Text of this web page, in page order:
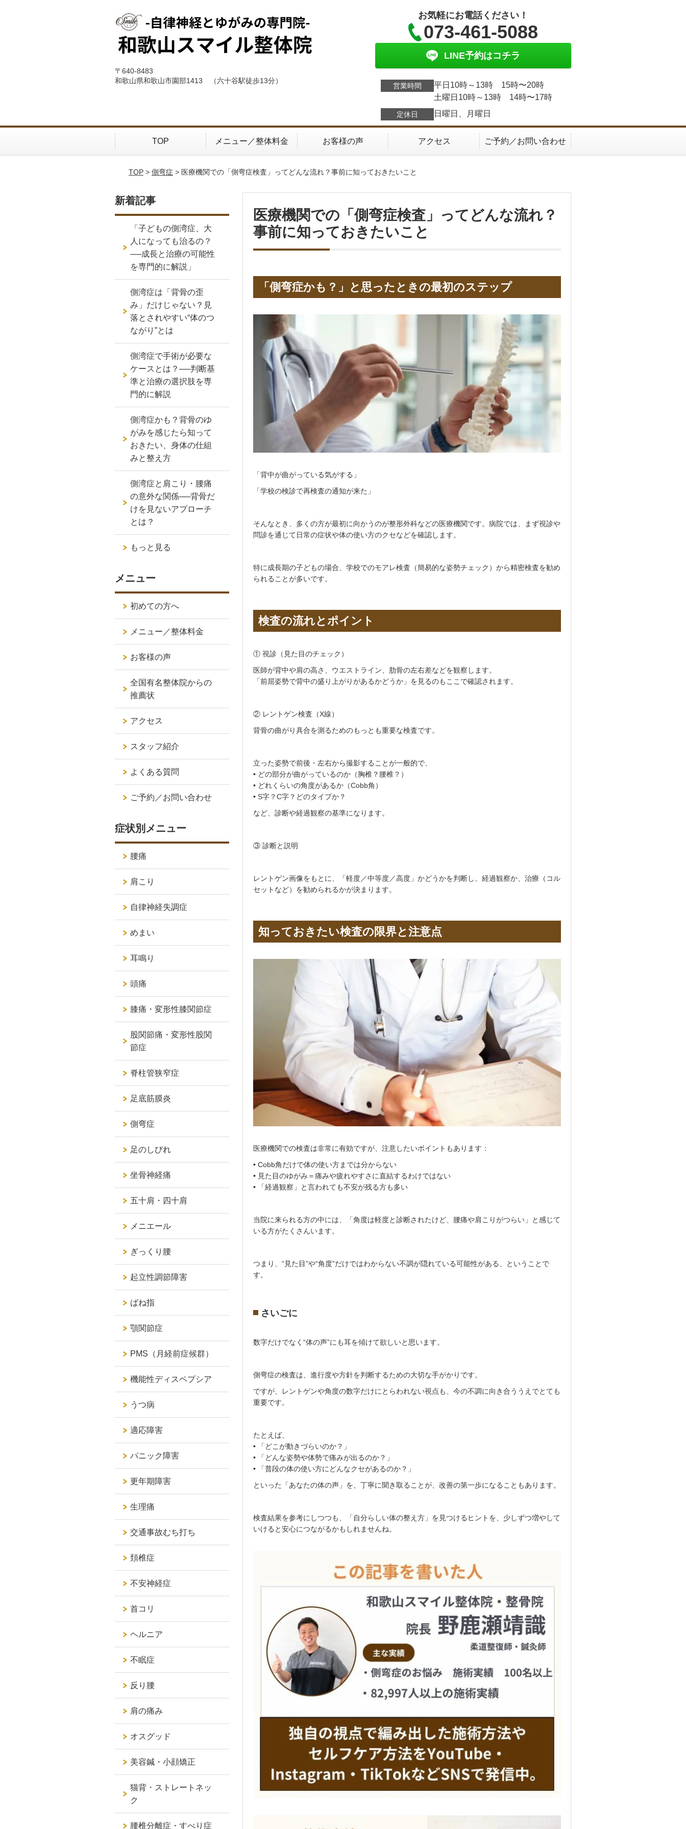
〒640-8483
和歌山県和歌山市園部1413 （六十谷駅徒歩13分）
お気軽にお電話ください！
073-461-5088
LINE予約はコチラ
営業時間
平日10時～13時 15時〜20時
土曜日10時～13時 14時〜17時
定休日 日曜日、月曜日
TOP メニュー／整体料金 お客様の声 アクセス ご予約／お問い合わせ
TOP> 側弯症 > 医療機関での「側弯症検査」ってどんな流れ？事前に知っておきたいこと
医療機関での「側弯症検査」ってどんな流れ？
事前に知っておきたいこと
「側弯症かも？」と思ったときの最初のステップ
「背中が曲がっている気がする」
「学校の検診で再検査の通知が来た」
そんなとき、多くの方が最初に向かうのが整形外科などの医療機関です。病院では、まず視診や
問診を通じて日常の症状や体の使い方のクセなどを確認します。
特に成長期の子どもの場合、学校でのモアレ検査（簡易的な姿勢チェック）から精密検査を勧め
られることが多いです。
検査の流れとポイント
① 視診（見た目のチェック）
医師が背中や肩の高さ、ウエストライン、肋骨の左右差などを観察します。
「前屈姿勢で背中の盛り上がりがあるかどうか」を見るのもここで確認されます。
② レントゲン検査（X線）
背骨の曲がり具合を測るためのもっとも重要な検査です。
立った姿勢で前後・左右から撮影することが一般的で、
• どの部分が曲がっているのか（胸椎？腰椎？）
• どれくらいの角度があるか（Cobb角）
• S字？C字？どのタイプか？
など、診断や経過観察の基準になります。
③ 診断と説明
レントゲン画像をもとに、「軽度／中等度／高度」かどうかを判断し、経過観察か、治療（コル
セットなど）を勧められるかが決まります。
知っておきたい検査の限界と注意点
医療機関での検査は非常に有効ですが、注意したいポイントもあります：
• Cobb角だけで体の使い方までは分からない
• 見た目のゆがみ＝痛みや疲れやすさに直結するわけではない
• 「経過観察」と言われても不安が残る方も多い
当院に来られる方の中には、「角度は軽度と診断されたけど、腰痛や肩こりがつらい」と感じて
いる方がたくさんいます。
つまり、“見た目”や“角度”だけではわからない不調が隠れている可能性がある、ということで
す。
さいごに
数字だけでなく“体の声”にも耳を傾けて欲しいと思います。
側弯症の検査は、進行度や方針を判断するための大切な手がかりです。
ですが、レントゲンや角度の数字だけにとらわれない視点も、今の不調に向き合ううえでとても
重要です。
たとえば、
• 「どこが動きづらいのか？」
• 「どんな姿勢や体勢で痛みが出るのか？」
• 「普段の体の使い方にどんなクセがあるのか？」
といった「あなたの体の声」を、丁寧に聞き取ることが、改善の第一歩になることもあります。
検査結果を参考にしつつも、「自分らしい体の整え方」を見つけるヒントを、少しずつ増やして
いけると安心につながるかもしれませんね。
新着記事
「子どもの側湾症、大
人になっても治るの？
──成長と治療の可能性
を専門的に解説」
側湾症は「背骨の歪
み」だけじゃない？見
落とされやすい“体のつ
ながり”とは
側湾症で手術が必要な
ケースとは？──判断基
準と治療の選択肢を専
門的に解説
側湾症かも？背骨のゆ
がみを感じたら知って
おきたい、身体の仕組
みと整え方
側湾症と肩こり・腰痛
の意外な関係──背骨だ
けを見ないアプローチ
とは？
もっと見る
メニュー
初めての方へ
メニュー／整体料金
お客様の声
全国有名整体院からの
推薦状
アクセス
スタッフ紹介
よくある質問
ご予約／お問い合わせ
症状別メニュー
腰痛
肩こり
自律神経失調症
めまい
耳鳴り
頭痛
膝痛・変形性膝関節症
股関節痛・変形性股関
節症
脊柱管狭窄症
足底筋膜炎
側弯症
足のしびれ
坐骨神経痛
五十肩・四十肩
メニエール
ぎっくり腰
起立性調節障害
ばね指
顎関節症
PMS（月経前症候群）
機能性ディスペプシア
うつ病
適応障害
パニック障害
更年期障害
生理痛
交通事故むち打ち
頚椎症
不安神経症
首コリ
ヘルニア
不眠症
反り腰
肩の痛み
オスグッド
美容鍼・小顔矯正
猫背・ストレートネッ
ク
腰椎分離症・すべり症